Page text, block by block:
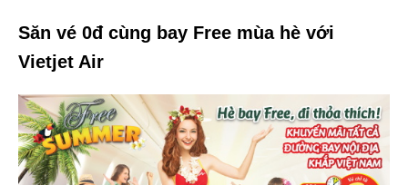
Săn vé 0đ cùng bay Free mùa hè với
Vietjet Air